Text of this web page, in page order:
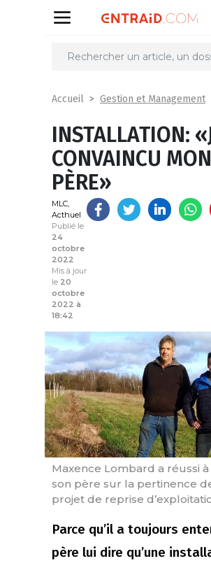
Partager
Accueil Gestion et Management
INSTALLATION:
CONVAINCU MON
PÈRE»
MLC,
Acthuel
Publié le
24
octobre
2022
Mis à jour
le 20
octobre
2022 à
18:42
Maxence Lombard a réussi
son père sur la pertinence
projet de reprise
Parce qu’il a toujours
père lui dire qu’une